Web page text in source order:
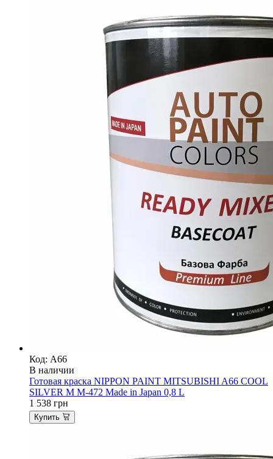
Код: A66
В наличии
Готовая краска NIPPON PAINT MITSUBISHI A66 COOL
SILVER M M-472 Made in Japan 0,8 L
1 538 грн
Купить